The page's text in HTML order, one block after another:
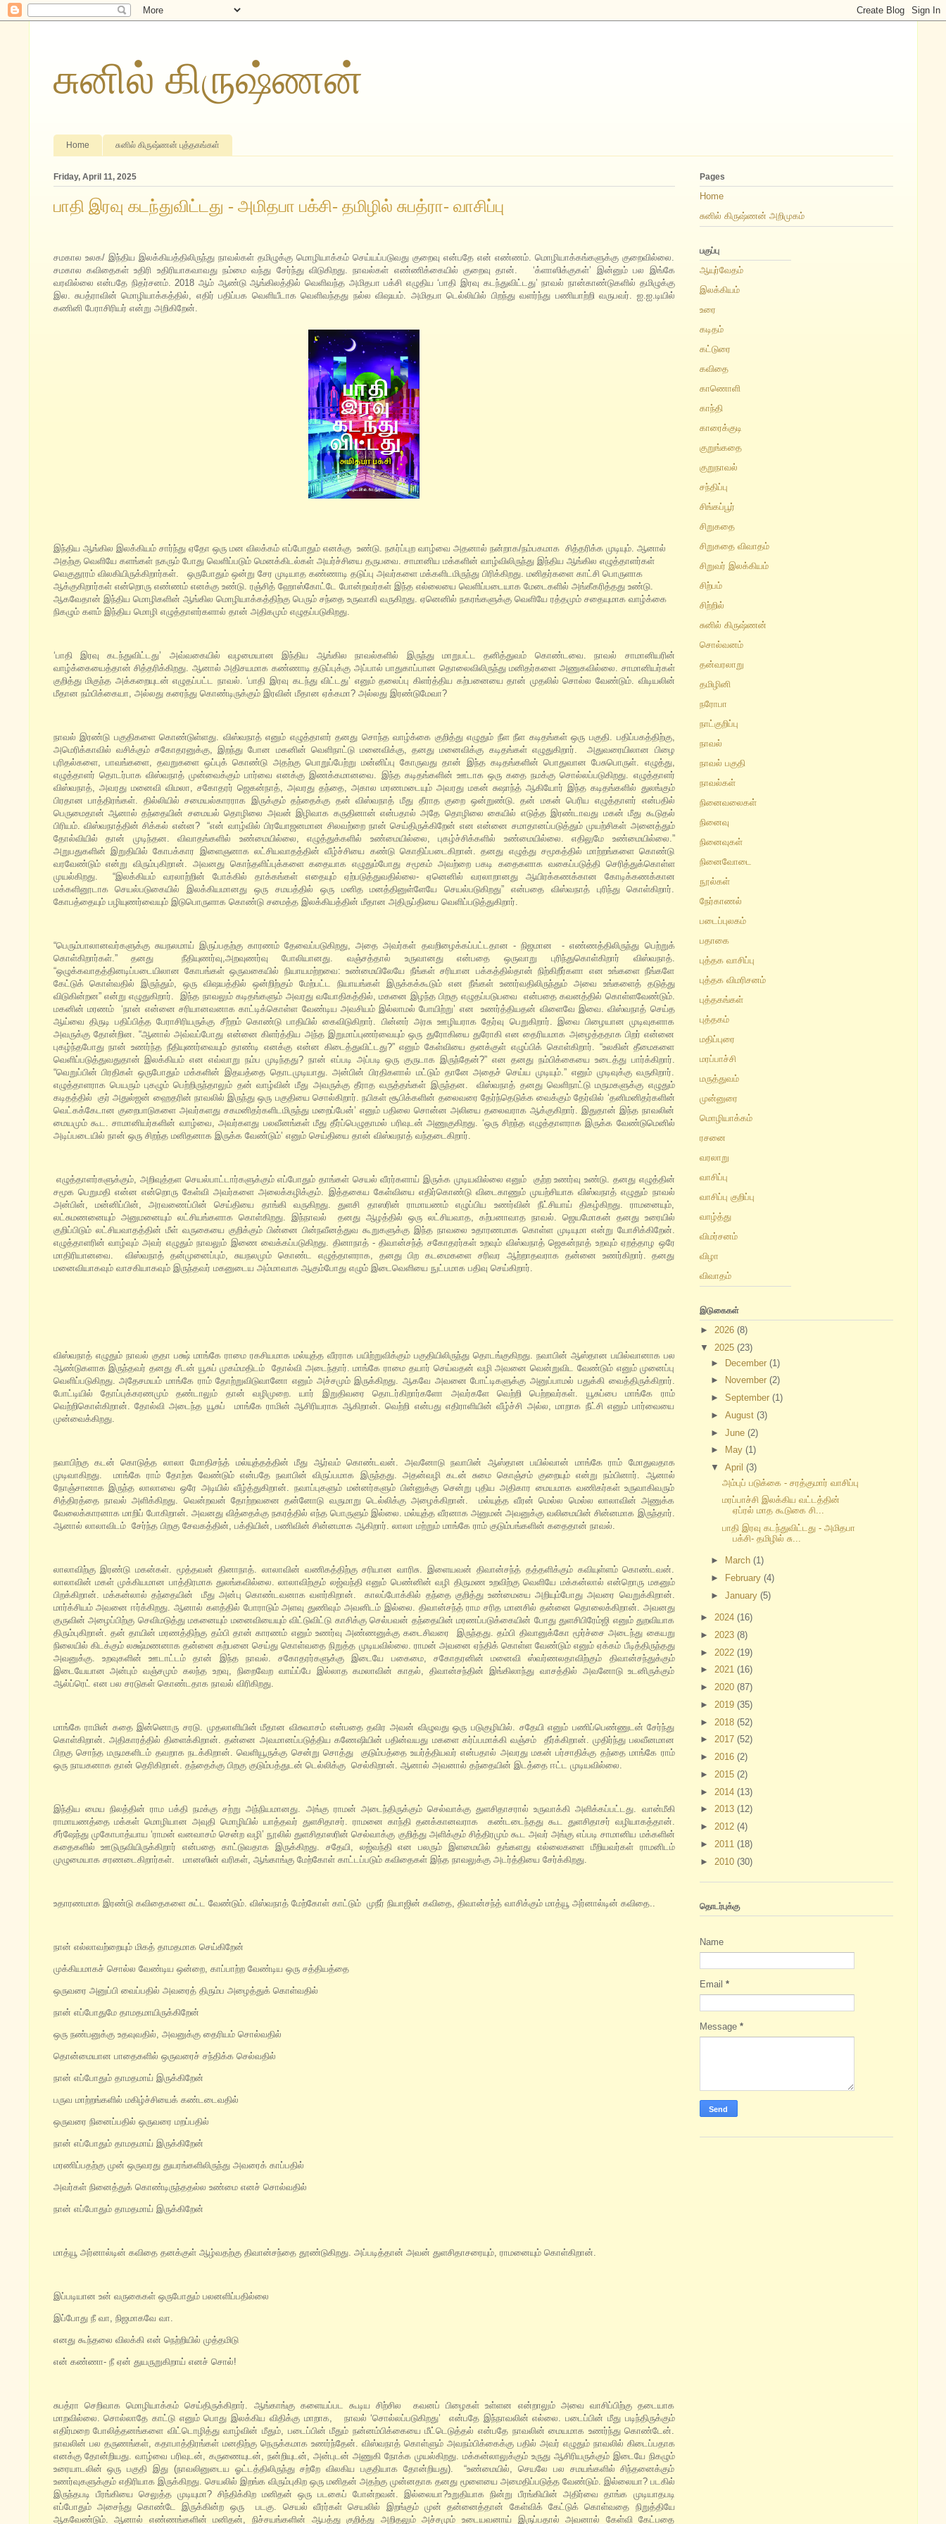
சுனில் கிருஷ்ணன்
Home சுனில் கிருஷ்ணன் புத்தகங்கள்
Friday, April 11, 2025
பாதி இரவு கடந்துவிட்டது - அமிதபா பக்சி- தமிழில் சுபத்ரா- வாசிப்பு
சமகால உலக/ இந்திய இலக்கியத்திலிருந்து நாவல்கள் தமிழுக்கு மொழியாக்கம் செய்யப்படுவது குறைவு என்பதே என் எண்ணம். மொழியாக்கங்களுக்கு குறைவில்லை.
சமகால கவிதைகள் உதிரி உதிரியாகவாவது நம்மை வந்து சேர்ந்து விடுகிறது. நாவல்கள் எண்ணிக்கையில் குறைவு தான். ‘க்ளாஸிக்குகள்’ இன்னும் பல இங்கே
வரவில்லை என்பதே நிதர்சனம். 2018 ஆம் ஆண்டு ஆங்கிலத்தில் வெளிவந்த அமிதபா பக்சி எழுதிய ‘பாதி இரவு கடந்துவிட்டது’ நாவல் நான்காண்டுகளில் தமிழுக்கு
இல. சுபத்ராவின் மொழியாக்கத்தில், எதிர் பதிப்பக வெளியீடாக வெளிவந்தது நல்ல விஷயம். அமிதபா டெல்லியில் பிறந்து வளர்ந்து பணியாற்றி வருபவர். ஐ.ஐ.டியில்
கணினி பேராசிரியர் என்று அறிகிறேன்.
இந்திய ஆங்கில இலக்கியம் சார்ந்து ஏதோ ஒரு மன விலக்கம் எப்போதும் எனக்கு உண்டு. நகர்ப்புற வாழ்வை அதனால் நன்றாக/நம்பகமாக சித்தரிக்க முடியும். ஆனால்
அதற்கு வெளியே களங்கள் நகரும் போது வெளிப்படும் மெனக்கிடல்கள் அயர்ச்சியை தருபவை. சாமானிய மக்களின் வாழ்விலிருந்து இந்திய ஆங்கில எழுத்தாளர்கள்
வெகுதூரம் விலகியிருக்கிறார்கள். ஒருபோதும் ஒன்று சேர முடியாத கண்ணாடி தடுப்பு அவர்களை மக்களிடமிருந்து பிரிக்கிறது. மனிதர்களை காட்சி பொருளாக
ஆக்குகிறார்கள் என்றொரு எண்ணம் எனக்கு உண்டு. ரஞ்சித் ஹோஸ்கோட்டே போன்றவர்கள் இந்த எல்லையை வெளிப்படையாக மேடைகளில் அங்கீகரித்தது உண்டு.
ஆகவேதான் இந்திய மொழிகளின் ஆங்கில மொழியாக்கத்திற்கு பெரும் சந்தை உருவாகி வருகிறது. ஏனெனில் நகரங்களுக்கு வெளியே ரத்தமும் சதையுமாக வாழ்க்கை
நிகழும் களம் இந்திய மொழி எழுத்தாளர்களால் தான் அதிகமும் எழுதப்படுகிறது.
‘பாதி இரவு கடந்துவிட்டது’ அவ்வகையில் வழமையான இந்திய ஆங்கில நாவல்களில் இருந்து மாறுபட்ட தனித்துவம் கொண்டவை. நாவல் சாமானியரின்
வாழ்க்கையைத்தான் சித்தரிக்கிறது. ஆனால் அதிசயமாக கண்ணாடி தடுப்புக்கு அப்பால் பாதுகாப்பான தொலைவிலிருந்து மனிதர்களை அணுகவில்லை. சாமானியர்கள்
குறித்து மிகுந்த அக்கறையுடன் எழுதப்பட்ட நாவல். ‘பாதி இரவு கடந்து விட்டது’ எனும் தலைப்பு கிளர்த்திய கற்பனையை தான் முதலில் சொல்ல வேண்டும். விடியலின்
மீதான நம்பிக்கையா, அல்லது கரைந்து கொண்டிருக்கும் இரவின் மீதான ஏக்கமா? அல்லது இரண்டுமேவா?
நாவல் இரண்டு பகுதிகளை கொண்டுள்ளது. விஸ்வநாத் எனும் எழுத்தாளர் தனது சொந்த வாழ்க்கை குறித்து எழுதும் நீள நீள கடிதங்கள் ஒரு பகுதி. பதிப்பகத்திற்கு,
அமெரிக்காவில் வசிக்கும் சகோதரனுக்கு, இறந்து போன மகனின் வெளிநாட்டு மனைவிக்கு, தனது மனைவிக்கு கடிதங்கள் எழுதுகிறார். அதுவரையிலான பிழை
புரிதல்களை, பாவங்களை, தவறுகளை ஒப்புக் கொண்டு அதற்கு பொறுப்பேற்று மன்னிப்பு கோருவது தான் இந்த கடிதங்களின் பொதுவான பேசுபொருள். எழுத்து,
எழுத்தாளர் தொடர்பாக விஸ்வநாத் முன்வைக்கும் பார்வை எனக்கு இணக்கமானவை. இந்த கடிதங்களின் ஊடாக ஒரு கதை நமக்கு சொல்லப்படுகிறது. எழுத்தாளர்
விஸ்வநாத், அவரது மனைவி விமலா, சகோதரர் ஜெகன்நாத், அவரது தந்தை, அகால மரணமடையும் அவரது மகன் சுஷாந்த் ஆகியோர் இந்த கடிதங்களில் துலங்கும்
பிரதான பாத்திரங்கள். தில்லியில் சமையல்காரராக இருக்கும் தந்தைக்கு தன் விஸ்வநாத் மீது தீராத குறை ஒன்றுண்டு. தன் மகன் பெரிய எழுத்தாளர் என்பதில்
பெருமைதான் ஆனால் தந்தையின் சமையல் தொழிலை அவன் இழிவாக கருதினான் என்பதால் அதே தொழிலை கையில் எடுத்த இரண்டாவது மகன் மீது கூடுதல்
பிரியம். விஸ்வநாத்தின் சிக்கல் என்ன? “என் வாழ்வில் பிரயோஜனமான சிலவற்றை நான் செய்திருக்கிறேன் என என்னை சமாதானப்படுத்தும் முயற்சிகள் அனைத்தும்
தோல்வியில் தான் முடிந்தன. விவாதங்களில் உண்மையில்லை, எழுத்துக்களில் உண்மையில்லை, புகழ்ச்சிக்களில் உண்மையில்லை. எதிலுமே உண்மையில்லை.”
அறுபதுகளின் இறுதியில் கோபக்கார இளைஞனாக லட்சியவாதத்தின் வீழ்ச்சியை கண்டு கொதிப்படைகிறான். தனது எழுத்து சமூகத்தில் மாற்றங்களை கொண்டு
வரவேண்டும் என்று விரும்புகிறான். அவனது கொந்தளிப்புக்களை கதையாக எழுதும்போது சமூகம் அவற்றை பகடி கதைகளாக வகைப்படுத்தி செரித்துக்கொள்ள
முயல்கிறது. “இலக்கியம் வரலாற்றின் போக்கில் தாக்கங்கள் எதையும் ஏற்படுத்துவதில்லை- ஏனெனில் வரலாறானது ஆயிரக்கணக்கான கோடிக்கணக்கான
மக்களினூடாக செயல்படுகையில் இலக்கியமானது ஒரு சமயத்தில் ஒரு மனித மனத்தினுள்ளேயே செயல்படுகிறது” என்பதை விஸ்வநாத் புரிந்து கொள்கிறார்.
கோபத்தையும் பழியுணர்வையும் இடுபொருளாக கொண்டு சமைத்த இலக்கியத்தின் மீதான அதிருப்தியை வெளிப்படுத்துகிறார்.
“பெரும்பாலானவர்களுக்கு சுயநலமாய் இருப்பதற்கு காரணம் தேவைப்படுகிறது, அதை அவர்கள் தவறிழைக்கப்பட்டதான - நிஜமான - எண்ணத்திலிருந்து பெற்றுக்
கொள்கிறார்கள்.” தனது நீதியுணர்வு,அறவுணர்வு போலியானது. வஞ்சத்தால் உருவானது என்பதை ஒருவாறு புரிந்துகொள்கிறார் விஸ்வநாத்.
“ஒழுக்கவாதத்தினடிப்படையிலான கோபங்கள் ஒருவகையில் நியாயமற்றவை: உண்மையிலேயே நீங்கள் சரியான பக்கத்தில்தான் நிற்கிறீர்களா என உங்களை நீங்களே
கேட்டுக் கொள்வதில் இருந்தும், ஒரு விஷயத்தில் ஒன்றிற்கும் மேற்பட்ட நியாயங்கள் இருக்கக்கூடும் என நீங்கள் உணர்வதிலிருந்தும் அவை உங்களைத் தடுத்து
விடுகின்றன” என்று எழுதுகிறார். இந்த நாவலும் கடிதங்களும் அவரது வயோதிகத்தில், மகனை இழந்த பிறகு எழுதப்படுபவை என்பதை கவனத்தில் கொள்ளவேண்டும்.
மகனின் மரணம் ‘நான் என்னை சரியானவனாக காட்டிக்கொள்ள வேண்டிய அவசியம் இல்லாமல் போயிற்று’ என உணர்த்தியதன் விளைவே இவை. விஸ்வநாத் செய்த
ஆய்வை திருடி பதிப்பித்த பேராசிரியருக்கு சீற்றம் கொண்டு பாதியில் கைவிடுகிறார். பின்னர் அரசு ஊழியராக தேர்வு பெறுகிறார். இவை பிழையான முடிவுகளாக
அவருக்கு தோன்றின. “ஆனால் அவ்வப்போது என்னை கிளர்த்திய அந்த இறுமாப்புணர்வையும் ஒரு துரோகியை துரோகி என தைரியமாக அழைத்ததாக பிறர் என்னை
புகழ்ந்தபோது நான் உணர்ந்த நீதியுணர்வையும் தாண்டி எனக்கு என்ன கிடைத்துவிட்டது?” எனும் கேள்வியை தனக்குள் எழுப்பிக் கொள்கிறார். “உலகின் தீமைகளை
வெளிப்படுத்துவதுதான் இலக்கியம் என எவ்வாறு நம்ப முடிந்தது? நான் எப்படி அப்படி ஒரு குருடாக இருந்தேன்?” என தனது நம்பிக்கையை உடைத்து பார்க்கிறார்.
“வெறுப்பின் பிரதிகள் ஒருபோதும் மக்களின் இதயத்தை தொடமுடியாது. அன்பின் பிரதிகளால் மட்டும் தானே அதைச் செய்ய முடியும்.” எனும் முடிவுக்கு வருகிறார்.
எழுத்தாளராக பெயரும் புகழும் பெற்றிருந்தாலும் தன் வாழ்வின் மீது அவருக்கு தீராத வருத்தங்கள் இருந்தன. விஸ்வநாத் தனது வெளிநாட்டு மருமகளுக்கு எழுதும்
கடிதத்தில் குர் அதுல்ஜன் ஹைதரின் நாவலில் இருந்து ஒரு பகுதியை சொல்கிறார். நபிகள் சூபிக்களின் தலைவரை தேர்ந்தெடுக்க வைக்கும் தேர்வில் ‘தனிமனிதர்களின்
வெட்கக்கேடான குறைபாடுகளை அவர்களது சகமனிதர்களிடமிருந்து மறைப்பேன்’ எனும் பதிலை சொன்ன அலியை தலைவராக ஆக்குகிறார். இதுதான் இந்த நாவலின்
மையமும் கூட. சாமானியர்களின் வாழ்வை, அவர்களது பலவீனங்கள் மீது தீர்ப்பெழுதாமல் பரிவுடன் அணுகுகிறது. ‘ஒரு சிறந்த எழுத்தாளராக இருக்க வேண்டுமெனில்
அடிப்படையில் நான் ஒரு சிறந்த மனிதனாக இருக்க வேண்டும்’ எனும் செய்தியை தான் விஸ்வநாத் வந்தடைகிறார்.
எழுத்தாளர்களுக்கும், அறிவுத்தள செயல்பாட்டார்களுக்கும் எப்போதும் தாங்கள் செயல் வீரர்களாய் இருக்க முடியவில்லை எனும் குற்ற உணர்வு உண்டு. தனது எழுத்தின்
சமூக பெறுமதி என்ன என்றொரு கேள்வி அவர்களை அலைக்கழிக்கும். இத்தகைய கேள்வியை எதிர்கொண்டு விடைகாணும் முயற்சியாக விஸ்வநாத் எழுதும் நாவல்
அன்பின், மன்னிப்பின், அரவணைப்பின் செய்தியை தாங்கி வருகிறது. துளசி தாஸரின் ராமாயணம் எழுப்பிய உணர்வின் நீட்சியாய் திகழ்கிறது. ராமனையும்,
லட்சுமணனையும் அனுமனையும் லட்சியங்களாக கொள்கிறது. இந்நாவல் தனது ஆழத்தில் ஒரு லட்சியவாத, கற்பனாவாத நாவல். ஜெயமோகன் தனது உரையில்
குறிப்பிடும் லட்சியவாதத்தின் மீள் வருகையை குறிக்கும் பின்னை பின்நவீனத்துவ கூறுகளுக்கு இந்த நாவலை உதாரணமாக கொள்ள முடியுமா என்று யோசிக்கிறேன்.
எழுத்தாளரின் வாழ்வும் அவர் எழுதும் நாவலும் இணை வைக்கப்படுகிறது. தினாநாத் - திவான்சந்த் சகோதரர்கள் உறவும் விஸ்வநாத் ஜெகன்நாத் உறவும் ஏறத்தாழ ஒரே
மாதிரியானவை. விஸ்வநாத் தன்முனைப்பும், சுயநலமும் கொண்ட எழுத்தாளராக, தனது பிற கடமைகளை சரிவர ஆற்றாதவராக தன்னை உணர்கிறார். தனது
மனைவியாகவும் வாசகியாகவும் இருந்தவர் மகனுடைய அம்மாவாக ஆகும்போது எழும் இடைவெளியை நுட்பமாக பதிவு செய்கிறார்.
விஸ்வநாத் எழுதும் நாவல் குதா பக்ஷ் மாங்கே ராமை ரகசியமாக மல்யுத்த வீரராக பயிற்றுவிக்கும் பகுதியிலிருந்து தொடங்குகிறது. நவாபின் ஆஸ்தான பயில்வானாக பல
ஆண்டுகளாக இருந்தவர் தனது சீடன் யூசுப் முகம்மதிடம் தோல்வி அடைந்தார். மாங்கே ராமை தயார் செய்வதன் வழி அவனை வென்றுவிட வேண்டும் எனும் முனைப்பு
வெளிப்படுகிறது. அதேசமயம் மாங்கே ராம் தோற்றுவிடுவானோ எனும் அச்சமும் இருக்கிறது. ஆகவே அவனை போட்டிகளுக்கு அனுப்பாமல் பதுக்கி வைத்திருக்கிறார்.
போட்டியில் தோப்புக்கரணமும் தண்டாலும் தான் வழிமுறை. யார் இறுதிவரை தொடர்கிறார்களோ அவர்களே வெற்றி பெற்றவர்கள். யூசுப்பை மாங்கே ராம்
வெற்றிகொள்கிறான். தோல்வி அடைந்த யூசுப் மாங்கே ராமின் ஆசிரியராக ஆகிறான். வெற்றி என்பது எதிராளியின் வீழ்ச்சி அல்ல, மாறாக நீட்சி எனும் பார்வையை
முன்வைக்கிறது.
நவாபிற்கு கடன் கொடுத்த லாலா மோதிசந்த் மல்யுத்தத்தின் மீது ஆர்வம் கொண்டவன். அவனோடு நவாபின் ஆஸ்தான பயில்வான் மாங்கே ராம் மோதுவதாக
முடிவாகிறது. மாங்கே ராம் தோற்க வேண்டும் என்பதே நவாபின் விருப்பமாக இருந்தது. அதன்வழி கடன் சுமை கொஞ்சம் குறையும் என்று நம்பினார். ஆனால்
நோஞ்சானாக இருந்த லாலாவை ஒரே அடியில் வீழ்த்துகிறான். நவாப்புகளும் மன்னர்களும் பின்னுக்கு சென்று புதிய அதிகார மையமாக வணிகர்கள் உருவாகிவரும்
சித்திரத்தை நாவல் அளிக்கிறது. வென்றவன் தோற்றவனை தன்னோடு வருமாறு டெல்லிக்கு அழைக்கிறான். மல்யுத்த வீரன் மெல்ல மெல்ல லாலாவின் அணுக்க
வேலைக்காரனாக மாறிப் போகிறான். அவனது வித்தைக்கு நகரத்தில் எந்த பொருளும் இல்லை. மல்யுத்த வீரனாக அனுமன் அவனுக்கு வலிமையின் சின்னமாக இருந்தார்.
ஆனால் லாலாவிடம் சேர்ந்த பிறகு சேவகத்தின், பக்தியின், பணிவின் சின்னமாக ஆகிறார். லாலா மற்றும் மாங்கே ராம் குடும்பங்களின் கதைதான் நாவல்.
லாலாவிற்கு இரண்டு மகன்கள். மூத்தவன் தினாநாத். லாலாவின் வணிகத்திற்கு சரியான வாரிசு. இளையவன் திவான்சந்த் தத்தளிக்கும் கவியுள்ளம் கொண்டவன்.
லாலாவின் மகள் முக்கியமான பாத்திரமாக துலங்கவில்லை. லாலாவிற்கும் லஜ்வந்தி எனும் பெண்னின் வழி திருமண உறவிற்கு வெளியே மக்கன்லால் என்றொரு மகனும்
பிறக்கிறான். மக்கன்லால் தந்தையின் மீது அன்பு கொண்டவனாக வளர்கிறான். காலப்போக்கில் தந்தை குறித்து உண்மையை அறியும்போது அவரை வெறுக்கிறான்.
மார்க்சியம் அவனை ஈர்க்கிறது. ஆனால் களத்தில் போராடும் அளவு துணிவும் அவனிடம் இல்லை. திவான்சந்த் ராம சரித மானசில் தன்னை தொலைக்கிறான். அவனது
குருவின் அழைப்பிற்கு செவிமடுத்து மகனையும் மனைவியையும் விட்டுவிட்டு காசிக்கு செல்பவன் தந்தையின் மரணப்படுக்கையின் போது துளசிபிரேம்ஜி எனும் துறவியாக
திரும்புகிறான். தன் தாயின் மரணத்திற்கு தம்பி தான் காரணம் எனும் உணர்வு அண்ணனுக்கு கடைசிவரை இருந்தது. தம்பி திவானுக்கோ மூர்ச்சை அடைந்து கையறு
நிலையில் கிடக்கும் லக்ஷ்மணனாக தன்னை கற்பனை செய்து கொள்வதை நிறுத்த முடியவில்லை. ராமன் அவனை ஏந்திக் கொள்ள வேண்டும் எனும் ஏக்கம் பீடித்திருந்தது
அவனுக்கு. உறவுகளின் ஊடாட்டம் தான் இந்த நாவல். சகோதரர்களுக்கு இடையே பகைமை, சகோதரனின் மனைவி ஸ்வர்ணலதாவிற்கும் திவான்சந்துக்கும்
இடையேயான அன்பும் வஞ்சமும் கலந்த உறவு, நிறைவேற வாய்ப்பே இல்லாத கமலாவின் காதல், திவான்சந்தின் இங்கிலாந்து வாசத்தில் அவனோடு உடனிருக்கும்
ஆல்ப்ரெட் என பல சரடுகள் கொண்டதாக நாவல் விரிகிறது.
மாங்கே ராமின் கதை இன்னொரு சரடு. முதலாளியின் மீதான விசுவாசம் என்பதை தவிர அவன் விழுவது ஒரு படுகுழியில். சதேயி எனும் பணிப்பெண்ணுடன் சேர்ந்து
கொள்கிறான். அதிகாரத்தில் திளைக்கிறான். தன்னை அவமானப்படுத்திய கணேஷியின் பதின்வயது மகளை கர்ப்பமாக்கி வஞ்சம் தீர்க்கிறான். முதிர்ந்து பலவீனமான
பிறகு சொந்த மருமகளிடம் தவறாக நடக்கிறான். வெளியூருக்கு சென்று சொத்து குடும்பத்தை உயர்த்தியவர் என்பதால் அவரது மகன் பர்சாதிக்கு தந்தை மாங்கே ராம்
ஒரு நாயகனாக தான் தெரிகிறான். தந்தைக்கு பிறகு குடும்பத்துடன் டெல்லிக்கு செல்கிறான். ஆனால் அவனால் தந்தையின் இடத்தை ஈட்ட முடியவில்லை.
இந்திய மைய நிலத்தின் ராம பக்தி நமக்கு சற்று அந்நியமானது. அங்கு ராமன் அடைந்திருக்கும் செல்வாக்கு துளசிதாசரால் உருவாக்கி அளிக்கப்பட்டது. வான்மீகி
ராமாயணத்தை மக்கள் மொழியான அவுதி மொழியில் யாத்தவர் துளசிதாசர். ராமனை காந்தி தனக்கானவராக கண்டடைந்தது கூட துளசிதாசர் வழியாகத்தான்.
சீர்ஷேந்து முகோபாத்யாய ‘ராமன் வனவாசம் சென்ற வழி’ நூலில் துளசிதாஸரின் செல்வாக்கு குறித்து அளிக்கும் சித்திரமும் கூட அவர் அங்கு எப்படி சாமானிய மக்களின்
கதைகளில் ஊடுருவியிருக்கிறார் என்பதை காட்டுவதாக இருக்கிறது. சதேயி, லஜ்வந்தி என பலரும் இளமையில் தங்களது எல்லைகளை மீறியவர்கள் ராமனிடம்
முழுமையாக சரணடைகிறார்கள். மானஸின் வரிகள், ஆங்காங்கு மேற்கோள் காட்டப்படும் கவிதைகள் இந்த நாவலுக்கு அடர்த்தியை சேர்க்கிறது.
உதாரணமாக இரண்டு கவிதைகளை சுட்ட வேண்டும். விஸ்வநாத் மேற்கோள் காட்டும் முநீர் நியாஜின் கவிதை, திவான்சந்த் வாசிக்கும் மாத்யூ அர்னால்டின் கவிதை..
நான் எல்லாவற்றையும் மிகத் தாமதமாக செய்கிறேன்
முக்கியமாகச் சொல்ல வேண்டிய ஒன்றை, காப்பாற்ற வேண்டிய ஒரு சத்தியத்தை
ஒருவரை அனுப்பி வைப்பதில் அவரைத் திரும்ப அழைத்துக் கொள்வதில்
நான் எப்போதுமே தாமதமாயிருக்கிறேன்
ஒரு நண்பனுக்கு உதவுவதில், அவனுக்கு தைரியம் சொல்வதில்
தொன்மையான பாதைகளில் ஒருவரைச் சந்திக்க செல்வதில்
நான் எப்போதும் தாமதமாய் இருக்கிறேன்
பருவ மாற்றங்களில் மகிழ்ச்சியைக் கண்டடைவதில்
ஒருவரை நினைப்பதில் ஒருவரை மறப்பதில்
நான் எப்போதும் தாமதமாய் இருக்கிறேன்
மரணிப்பதற்கு முன் ஒருவரது துயரங்களிலிருந்து அவரைக் காப்பதில்
அவர்கள் நினைத்துக் கொண்டிருந்ததல்ல உண்மை எனச் சொல்வதில்
நான் எப்போதும் தாமதமாய் இருக்கிறேன்
மாத்யூ அர்னால்டின் கவிதை தனக்குள் ஆழ்வதற்கு திவான்சந்தை தூண்டுகிறது. அப்படித்தான் அவன் துளசிதாசரையும், ராமனையும் கொள்கிறான்.
இப்படியான உன் வருகைகள் ஒருபோதும் பலனளிப்பதில்லை
இப்போது நீ வா, நிஜமாகவே வா.
எனது கூந்தலை விலக்கி என் நெற்றியில் முத்தமிடு
என் கண்ணா- நீ ஏன் துயருறுகிறாய் எனச் சொல்!
சுபத்ரா செறிவாக மொழியாக்கம் செய்திருக்கிறார். ஆங்காங்கு களையப்பட கூடிய சிற்சில கவனப் பிழைகள் உள்ளன என்றாலும் அவை வாசிப்பிற்கு தடையாக
மாறவில்லை. சொல்லாதே காட்டு எனும் பொது இலக்கிய விதிக்கு மாறாக, நாவல் ‘சொல்லப்படுகிறது’ என்பதே இந்நாவலின் எல்லை. படைப்பின் மீது படிந்திருக்கும்
எதிர்மறை போலித்தனங்களை விட்டொழித்து வாழ்வின் மீதும், படைப்பின் மீதும் நன்னம்பிக்கையை மீட்டெடுத்தல் என்பதே நாவலின் மையமாக உணர்ந்து கொண்டேன்.
நாவலின் பல தருணங்கள், கதாபாத்திரங்கள் மனதிற்கு நெருக்கமாக உணர்ந்தேன். விஸ்வநாத் கொள்ளும் அவநம்பிக்கைக்கு பதில் அவர் எழுதும் நாவலில் கிடைப்பதாக
எனக்கு தோன்றியது. வாழ்வை பரிவுடன், கருணையுடன், நன்றியுடன், அன்புடன் அணுகி நோக்க முயல்கிறது. மக்கன்லாலுக்கும் உருது ஆசிரியருக்கும் இடையே நிகழும்
உரையாடலின் ஒரு பகுதி இது (நாவலினுடைய ஓட்டத்திலிருந்து சற்றே விலகிய பகுதியாக தோன்றியது). “உண்மையில், செயலே பல சமயங்களில் சிந்தனைக்கும்
உணர்வுகளுக்கும் எதிரியாக இருக்கிறது. செயலில் இறங்க விரும்புகிற ஒரு மனிதன் அதற்கு முன்னதாக தனது மூளையை அமைதிப்படுத்த வேண்டும். இல்லையா? படகில்
இருந்தபடி பீரங்கியை செலுத்த முடியுமா? சிந்திக்கிற மனிதன் ஒரு படகைப் போன்றவன். இல்லையா?உறுதியாக நின்று பீரங்கியின் அதிர்வை தாங்க முடியாதபடி
எப்போதும் அசைந்து கொண்டே இருக்கின்ற ஒரு படகு. செயல் வீரர்கள் செயலில் இறங்கும் முன் தன்னைத்தான் கேள்விக் கேட்டுக் கொள்வதை நிறுத்தியே
ஆகவேண்டும். ஆனால் எண்ணங்களின் மனிதன், நிச்சயங்களின் ஆபத்து குறித்து அறிதலும் அச்சமும் உடையவனாய் இருப்பதால் அவனால் கேள்வி கேட்பதை
Pages
Home
சுனில் கிருஷ்ணன் அறிமுகம்
பகுப்பு
ஆயுர்வேதம்
இலக்கியம்
உரை
கடிதம்
கட்டுரை
கவிதை
காணொளி
காந்தி
காரைக்குடி
குறுங்கதை
குறுநாவல்
சந்திப்பு
சிங்கப்பூர்
சிறுகதை
சிறுகதை விவாதம்
சிறுவர் இலக்கியம்
சிற்பம்
சிற்றில்
சுனில் கிருஷ்ணன்
சொல்வனம்
தன்வரலாறு
தமிழினி
நரோபா
நாட்குறிப்பு
நாவல்
நாவல் பகுதி
நாவல்கள்
நினைவலைகள்
நினைவு
நினைவுகள்
நினைவோடை
நூல்கள்
நேர்காணல்
படைப்புலகம்
பதாகை
புத்தக வாசிப்பு
புத்தக விமரிசனம்
புத்தகங்கள்
புத்தகம்
மதிப்புரை
மரப்பாச்சி
மருத்துவம்
முன்னுரை
மொழியாக்கம்
ரசனை
வரலாறு
வாசிப்பு
வாசிப்பு குறிப்பு
வாழ்த்து
விமர்சனம்
விழா
விவாதம்
இடுகைகள்
► 2026 (8)
▼ 2025 (23)
► December(1)
►
November(2)
►September(1)
►August(3)
►June(2)
►
May(1)
▼April(3)
அம்புப் படுக்கை - சரத்குமார் வாசிப்பு
மரப்பாச்சி இலக்கிய வட்டத்தின்
ஏப்ரல் மாத கூடுகை சி...
பாதி இரவு கடந்துவிட்டது - அமிதபா
பக்சி- தமிழில் சு...
► March(1)
►
February(4)
►January(5)
► 2024 (16)
► 2023 (8)
► 2022 (19)
► 2021 (16)
► 2020 (87)
► 2019 (35)
► 2018 (52)
► 2017 (52)
► 2016 (2)
► 2015 (2)
► 2014 (13)
► 2013 (12)
► 2012 (4)
► 2011 (18)
► 2010 (30)
தொடர்புக்கு
Name
Email *
Message *